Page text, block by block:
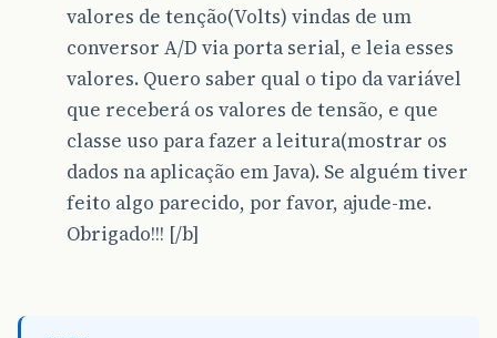
valores de tenção(Volts) vindas de um
conversor A/D via porta serial, e leia esses
valores. Quero saber qual o tipo da variável
que receberá os valores de tensão, e que
classe uso para fazer a leitura(mostrar os
dados na aplicação em Java). Se alguém tiver
feito algo parecido, por favor, ajude-me.
Obrigado!!! [/b]